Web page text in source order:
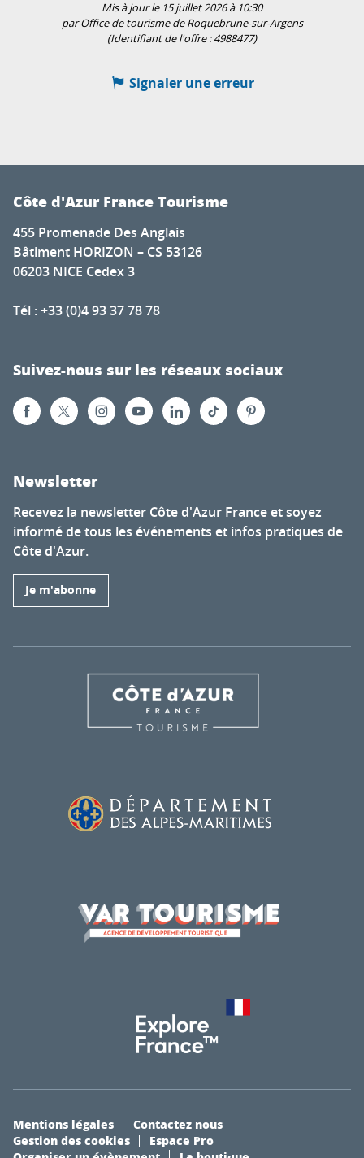
Mis à jour le 15 juillet 2026 à 10:30
par Office de tourisme de Roquebrune-sur-Argens
(Identifiant de l'offre :4988477)
Signaler une erreur
Côte d'Azur France Tourisme
455 Promenade Des Anglais
Bâtiment HORIZON – CS 53126
06203 NICE Cedex 3
Tél : +33 (0)4 93 37 78 78
Suivez-nous sur les réseaux sociaux
Newsletter
Recevez la newsletter Côte d'Azur France et soyez
informé de tous les événements et infos pratiques de
Côte d'Azur.
Je m'abonne
Mentions légales
Contactez nous
Gestion des cookies
Espace Pro